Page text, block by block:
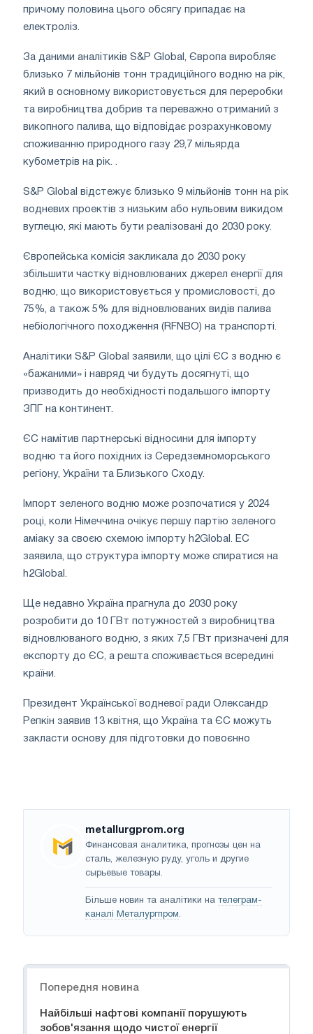
причому половина цього обсягу припадає на
електроліз.
За даними аналітиків S&P Global, Європа виробляє
близько 7 мільйонів тонн традиційного водню на рік,
який в основному використовується для переробки
та виробництва добрив та переважно отриманий з
викопного палива, що відповідає розрахунковому
споживанню природного газу 29,7 мільярда
кубометрів на рік. .
S&P Global відстежує близько 9 мільйонів тонн на рік
водневих проектів з низьким або нульовим викидом
вуглецю, які мають бути реалізовані до 2030 року.
Європейська комісія закликала до 2030 року
збільшити частку відновлюваних джерел енергії для
водню, що використовується у промисловості, до
75%, а також 5% для відновлюваних видів палива
небіологічного походження (RFNBO) на транспорті.
Аналітики S&P Global заявили, що цілі ЄС з водню є
«бажаними» і навряд чи будуть досягнуті, що
призводить до необхідності подальшого імпорту
ЗПГ на континент.
ЄС намітив партнерські відносини для імпорту
водню та його похідних із Середземноморського
регіону, України та Близького Сходу.
Імпорт зеленого водню може розпочатися у 2024
році, коли Німеччина очікує першу партію зеленого
аміаку за своєю схемою імпорту h2Global. EC
заявила, що структура імпорту може спиратися на
h2Global.
Ще недавно Україна прагнула до 2030 року
розробити до 10 ГВт потужностей з виробництва
відновлюваного водню, з яких 7,5 ГВт призначені для
експорту до ЄС, а решта споживається всередині
країни.
Президент Української водневої ради Олександр
Репкін заявив 13 квітня, що Україна та ЄС можуть
закласти основу для підготовки до повоєнно
metallurgprom.org
Финансовая аналитика, прогнозы цен на
сталь, железную руду, уголь и другие
сырьевые товары.
Більше новин та аналітики на телеграм-
каналі Металургпром.
Попередня новина
Найбільші нафтові компанії порушують
зобов'язання щодо чистої енергії